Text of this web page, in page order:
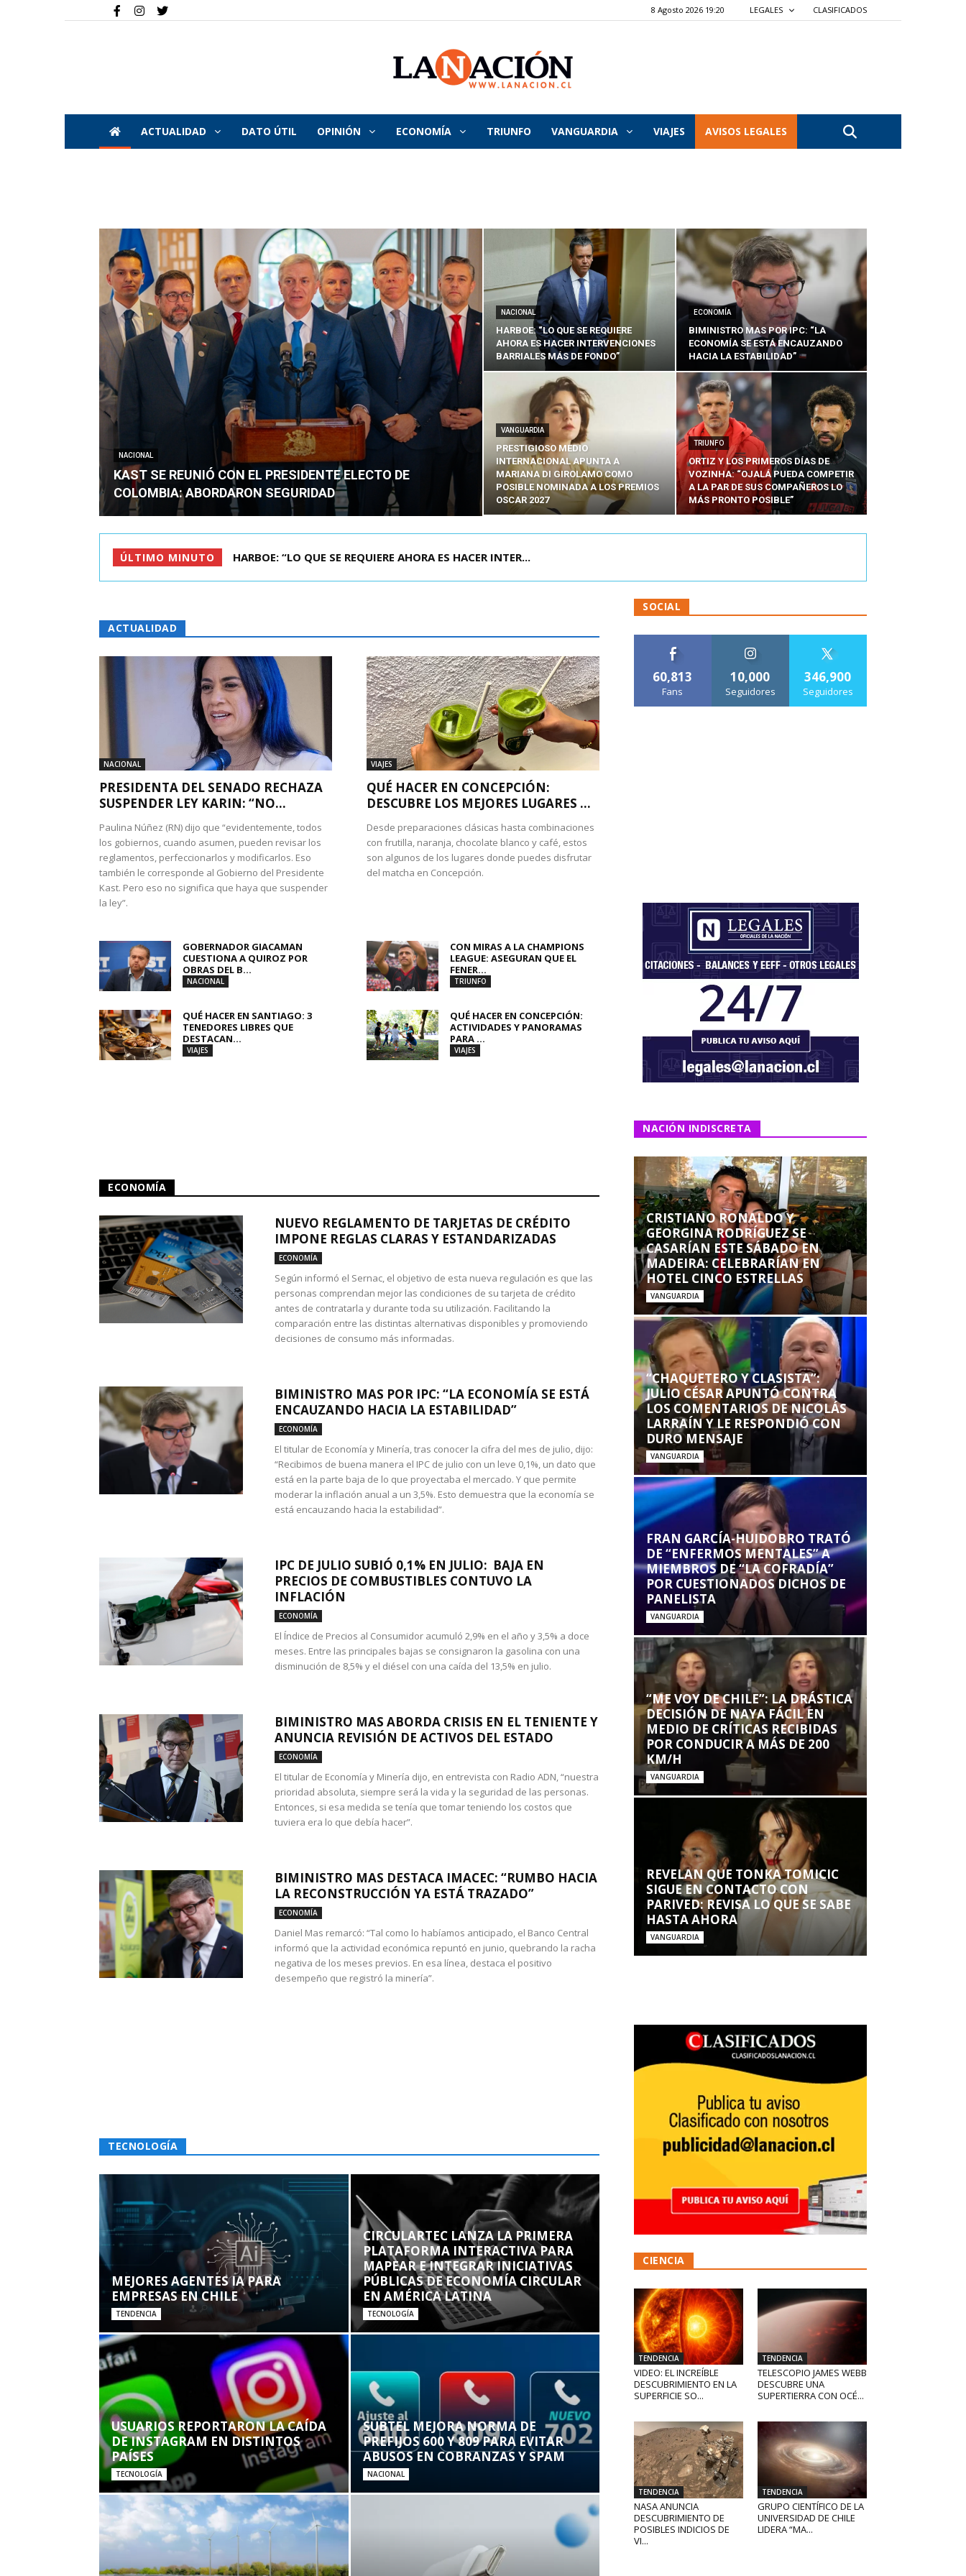
8 Agosto 2026 19:20 LEGALES CLASIFICADOS
La
Nación
ACTUALIDAD DATO ÚTIL OPINIÓN ECONOMÍA TRIUNFO VANGUARDIA VIAJES AVISOS LEGALES
NACIONAL
KAST SE REUNIÓ CON EL PRESIDENTE ELECTO DE
COLOMBIA: ABORDARON SEGURIDAD
NACIONAL
HARBOE: “LO QUE SE REQUIERE
AHORA ES HACER INTERVENCIONES
BARRIALES MÁS DE FONDO”
ECONOMÍA
BIMINISTRO MAS POR IPC: “LA
ECONOMÍA SE ESTÁ ENCAUZANDO
HACIA LA ESTABILIDAD”
VANGUARDIA
PRESTIGIOSO MEDIO
INTERNACIONAL APUNTA A
MARIANA DI GIROLAMO COMO
POSIBLE NOMINADA A LOS PREMIOS
OSCAR 2027
TRIUNFO
ORTIZ Y LOS PRIMEROS DÍAS DE
VOZINHA: “OJALÁ PUEDA COMPETIR
A LA PAR DE SUS COMPAÑEROS LO
MÁS PRONTO POSIBLE”
ÚLTIMO MINUTO BIMINISTRO MAS POR IPC: “LA ECONOMÍA SE ESTÁ ENC...
ACTUALIDAD
NACIONAL
PRESIDENTA DEL SENADO RECHAZA
SUSPENDER LEY KARIN: “NO...
Paulina Núñez (RN) dijo que “evidentemente, todos
los gobiernos, cuando asumen, pueden revisar los
reglamentos, perfeccionarlos y modificarlos. Eso
también le corresponde al Gobierno del Presidente
Kast. Pero eso no significa que haya que suspender
la ley”.
VIAJES
QUÉ HACER EN CONCEPCIÓN:
DESCUBRE LOS MEJORES LUGARES ...
Desde preparaciones clásicas hasta combinaciones
con frutilla, naranja, chocolate blanco y café, estos
son algunos de los lugares donde puedes disfrutar
del matcha en Concepción.
GOBERNADOR GIACAMAN
CUESTIONA A QUIROZ POR
OBRAS DEL B...
NACIONAL
CON MIRAS A LA CHAMPIONS
LEAGUE: ASEGURAN QUE EL
FENER...
TRIUNFO
QUÉ HACER EN SANTIAGO: 3
TENEDORES LIBRES QUE
DESTACAN...
VIAJES
QUÉ HACER EN CONCEPCIÓN:
ACTIVIDADES Y PANORAMAS
PARA ...
VIAJES
ECONOMÍA
NUEVO REGLAMENTO DE TARJETAS DE CRÉDITO
IMPONE REGLAS CLARAS Y ESTANDARIZADAS
ECONOMÍA
Según informó el Sernac, el objetivo de esta nueva regulación es que las
personas comprendan mejor las condiciones de su tarjeta de crédito
antes de contratarla y durante toda su utilización. Facilitando la
comparación entre las distintas alternativas disponibles y promoviendo
decisiones de consumo más informadas.
BIMINISTRO MAS POR IPC: “LA ECONOMÍA SE ESTÁ
ENCAUZANDO HACIA LA ESTABILIDAD”
ECONOMÍA
El titular de Economía y Minería, tras conocer la cifra del mes de julio, dijo:
“Recibimos de buena manera el IPC de julio con un leve 0,1%, un dato que
está en la parte baja de lo que proyectaba el mercado. Y que permite
moderar la inflación anual a un 3,5%. Esto demuestra que la economía se
está encauzando hacia la estabilidad”.
IPC DE JULIO SUBIÓ 0,1% EN JULIO: BAJA EN
PRECIOS DE COMBUSTIBLES CONTUVO LA
INFLACIÓN
ECONOMÍA
El Índice de Precios al Consumidor acumuló 2,9% en el año y 3,5% a doce
meses. Entre las principales bajas se consignaron la gasolina con una
disminución de 8,5% y el diésel con una caída del 13,5% en julio.
BIMINISTRO MAS ABORDA CRISIS EN EL TENIENTE Y
ANUNCIA REVISIÓN DE ACTIVOS DEL ESTADO
ECONOMÍA
El titular de Economía y Minería dijo, en entrevista con Radio ADN, “nuestra
prioridad absoluta, siempre será la vida y la seguridad de las personas.
Entonces, si esa medida se tenía que tomar teniendo los costos que
tuviera era lo que debía hacer”.
BIMINISTRO MAS DESTACA IMACEC: “RUMBO HACIA
LA RECONSTRUCCIÓN YA ESTÁ TRAZADO”
ECONOMÍA
Daniel Mas remarcó: “Tal como lo habíamos anticipado, el Banco Central
informó que la actividad económica repuntó en junio, quebrando la racha
negativa de los meses previos. En esa línea, destaca el positivo
desempeño que registró la minería”.
TECNOLOGÍA
MEJORES AGENTES IA PARA
EMPRESAS EN CHILE
TENDENCIA
CIRCULARTEC LANZA LA PRIMERA
PLATAFORMA INTERACTIVA PARA
MAPEAR E INTEGRAR INICIATIVAS
PÚBLICAS DE ECONOMÍA CIRCULAR
EN AMÉRICA LATINA
TECNOLOGÍA
USUARIOS REPORTARON LA CAÍDA
DE INSTAGRAM EN DISTINTOS
PAÍSES
TECNOLOGÍA
SUBTEL MEJORA NORMA DE
PREFIJOS 600 Y 809 PARA EVITAR
ABUSOS EN COBRANZAS Y SPAM
NACIONAL
SOCIAL
60,813
Fans
10,000
Seguidores
346,900
Seguidores
NACIÓN INDISCRETA
CRISTIANO RONALDO Y
GEORGINA RODRÍGUEZ SE
CASARÍAN ESTE SÁBADO EN
MADEIRA: CELEBRARÍAN EN
HOTEL CINCO ESTRELLAS
VANGUARDIA
“CHAQUETERO Y CLASISTA”:
JULIO CÉSAR APUNTÓ CONTRA
LOS COMENTARIOS DE NICOLÁS
LARRAÍN Y LE RESPONDIÓ CON
DURO MENSAJE
VANGUARDIA
FRAN GARCÍA-HUIDOBRO TRATÓ
DE “ENFERMOS MENTALES” A
MIEMBROS DE “LA COFRADÍA”
POR CUESTIONADOS DICHOS DE
PANELISTA
VANGUARDIA
“ME VOY DE CHILE”: LA DRÁSTICA
DECISIÓN DE NAYA FÁCIL EN
MEDIO DE CRÍTICAS RECIBIDAS
POR CONDUCIR A MÁS DE 200
KM/H
VANGUARDIA
REVELAN QUE TONKA TOMICIC
SIGUE EN CONTACTO CON
PARIVED: REVISA LO QUE SE SABE
HASTA AHORA
VANGUARDIA
CIENCIA
TENDENCIA
VIDEO: EL INCREÍBLE
DESCUBRIMIENTO EN LA
SUPERFICIE SO...
TENDENCIA
TELESCOPIO JAMES WEBB
DESCUBRE UNA
SUPERTIERRA CON OCÉ...
TENDENCIA
NASA ANUNCIA
DESCUBRIMIENTO DE
POSIBLES INDICIOS DE
VI...
TENDENCIA
GRUPO CIENTÍFICO DE LA
UNIVERSIDAD DE CHILE
LIDERA “MA...